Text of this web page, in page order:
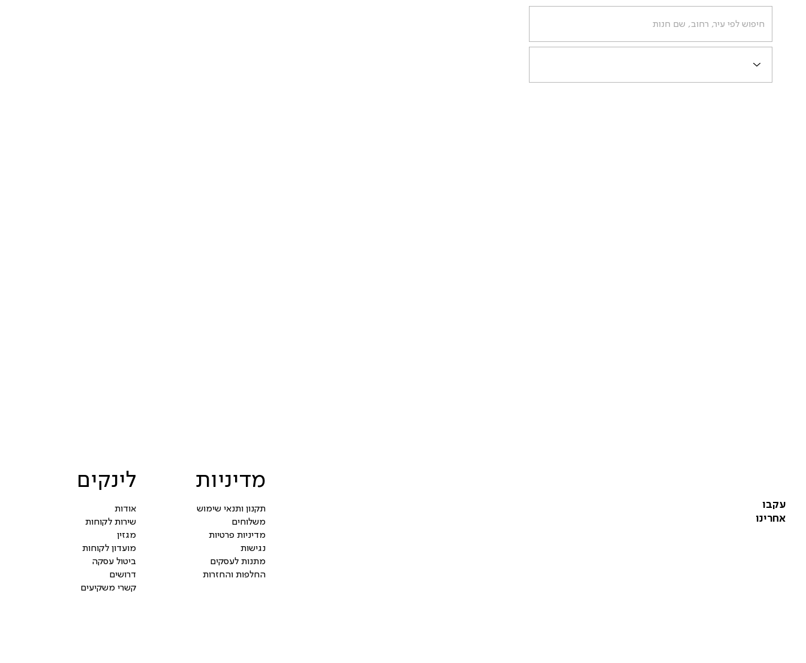
מדיניות
תקנון ותנאי שימוש
משלוחים
מדיניות פרטיות
נגישות
מתנות לעסקים
החלפות והחזרות
לינקים
אודות
שירות לקוחות
מגזין
מועדון לקוחות
ביטול עסקה
דרושים
קשרי משקיעים
עקבו
אחרינו